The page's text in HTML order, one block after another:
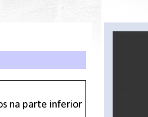
na parte inferior